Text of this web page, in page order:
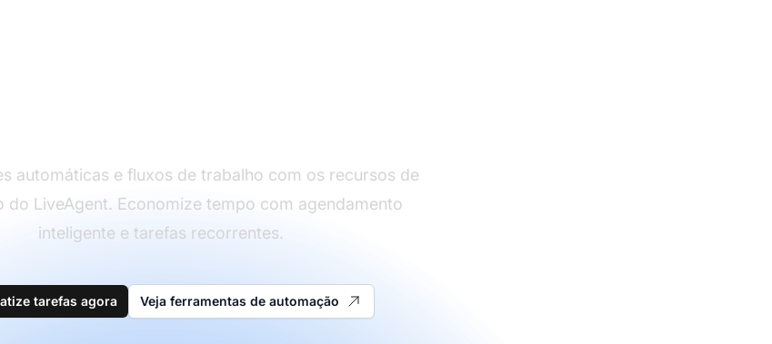
automáticas e fluxos de trabalho com os recursos de
do LiveAgent. Economize tempo com agendamento
inteligente e tarefas recorrentes.
tarefas agora Veja ferramentas de automação